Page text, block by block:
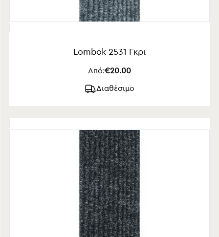
Lombok 2531 Γκρι
Από:€20.00
Διαθέσιμο